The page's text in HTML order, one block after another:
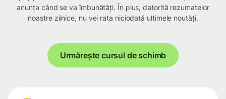
anunța când se va îmbunătăți. În plus, datorită rezumatelor
noastre zilnice, nu vei rata niciodată ultimele noutăți.
Urmărește cursul de schimb